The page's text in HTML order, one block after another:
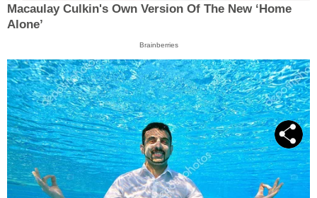
Macaulay Culkin's Own Version Of The New ‘Home
Alone’
Brainberries